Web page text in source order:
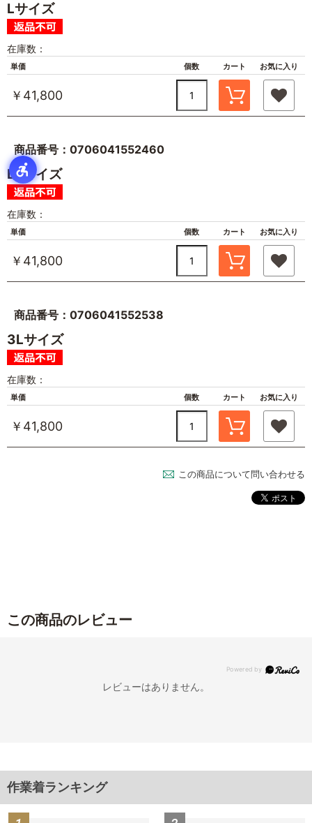
Lサイズ
在庫数：
単価 個数 カート お気に入り
￥41,800
商品番号：0706041552460
LLサイズ
在庫数：
単価 個数 カート お気に入り
￥41,800
商品番号：0706041552538
3Lサイズ
在庫数：
単価 個数 カート お気に入り
￥41,800
この商品について問い合わせる
この商品のレビュー
レビューはありません。
作業着ランキング